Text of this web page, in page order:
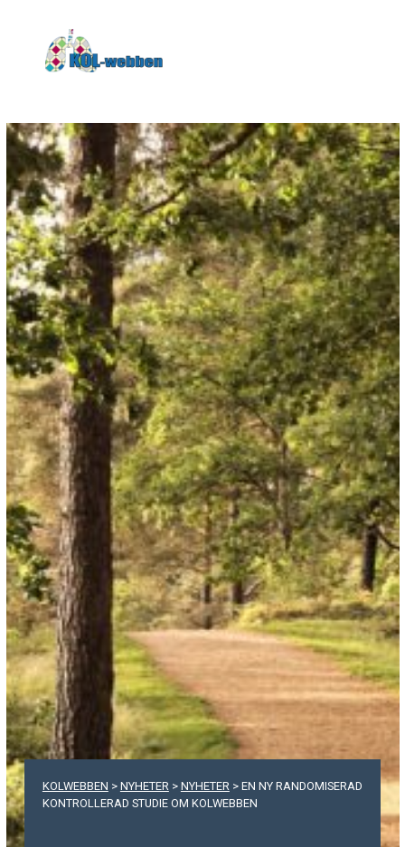
KOLwebben
KOLWEBBEN > NYHETER > NYHETER > EN NY RANDOMISERAD
KONTROLLERAD STUDIE OM KOLWEBBEN